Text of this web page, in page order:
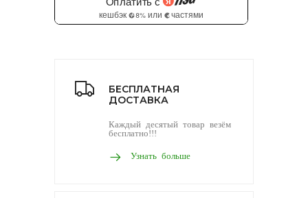
БЕСПЛАТНАЯ
ДОСТАВКА
Каждый десятый товар везём
бесплатно!!!
Узнать больше